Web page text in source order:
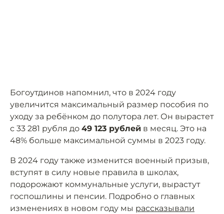
Богоутдинов напомнил, что в 2024 году
увеличится максимальный размер пособия по
уходу за ребёнком до полутора лет. Он вырастет
с 33 281 рубля до 49 123 рублей в месяц. Это на
48% больше максимальной суммы в 2023 году.
В 2024 году также изменится военный призыв,
вступят в силу новые правила в школах,
подорожают коммунальные услуги, вырастут
госпошлины и пенсии. Подробно о главных
изменениях в новом году мы рассказывали